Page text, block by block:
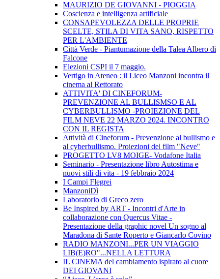
MAURIZIO DE GIOVANNI - PIOGGIA
Coscienza e intelligenza artificiale
CONSAPEVOLEZZA DELLE PROPRIE
SCELTE, STILA DI VITA SANO, RISPETTO
PER L'AMBIENTE
Città Verde - Piantumazione della Talea Albero di
Falcone
Elezioni CSPI il 7 maggio.
Vertigo in Ateneo : il Liceo Manzoni incontra il
cinema al Rettorato
ATTIVITA' DI CINEFORUM-
PREVENZIONE AL BULLISMSO E AL
CYBERBULLISMO -PROIEZIONE DEL
FILM NEVE 22 MARZO 2024. INCONTRO
CON IL REGISTA
Attività di Cineforum - Prevenzione al bullismo e
al cyberbullismo. Proiezioni del film "Neve"
PROGETTO LV8 MOIGE- Vodafone Italia
Seminario - Presentazione libro Autostima e
nuovi stili di vita - 19 febbraio 2024
I Campi Flegrei
ManzoniDì
Laboratorio di Greco zero
Be Inspired by ART - Incontri d'Arte in
collaborazione con Quercus Vitae -
Presentazione della graphic novel Un sogno al
Maradona di Sante Roperto e Giancarlo Covino
RADIO MANZONI...PER UN VIAGGIO
LIB(E)RO"...NELLA LETTURA
IL CINEMA del cambiamento ispirato al cuore
DEI GIOVANI